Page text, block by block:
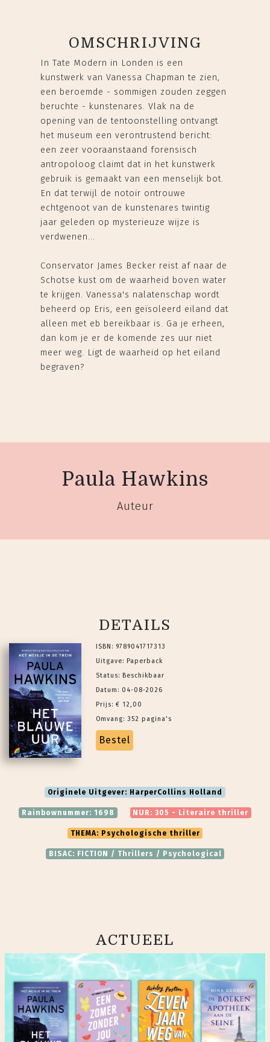
OMSCHRIJVING
In Tate Modern in Londen is een
kunstwerk van Vanessa Chapman te zien,
een beroemde - sommigen zouden zeggen
beruchte - kunstenares. Vlak na de
opening van de tentoonstelling ontvangt
het museum een verontrustend bericht:
een zeer vooraanstaand forensisch
antropoloog claimt dat in het kunstwerk
gebruik is gemaakt van een menselijk bot.
En dat terwijl de notoir ontrouwe
echtgenoot van de kunstenares twintig
jaar geleden op mysterieuze wijze is
verdwenen...
Conservator James Becker reist af naar de
Schotse kust om de waarheid boven water
te krijgen. Vanessa's nalatenschap wordt
beheerd op Eris, een geïsoleerd eiland dat
alleen met eb bereikbaar is. Ga je erheen,
dan kom je er de komende zes uur niet
meer weg. Ligt de waarheid op het eiland
begraven?
Paula Hawkins
Auteur
DETAILS
ISBN: 9789041717313
Uitgave: Paperback
Status: Beschikbaar
Datum: 04-08-2026
Prijs: € 12,00
Omvang: 352 pagina's
Bestel
Originele Uitgever: HarperCollins Holland
Rainbownummer: 1698 NUR: 305 - Literaire thriller
THEMA: Psychologische thriller
BISAC: FICTION / Thrillers / Psychological
ACTUEEL